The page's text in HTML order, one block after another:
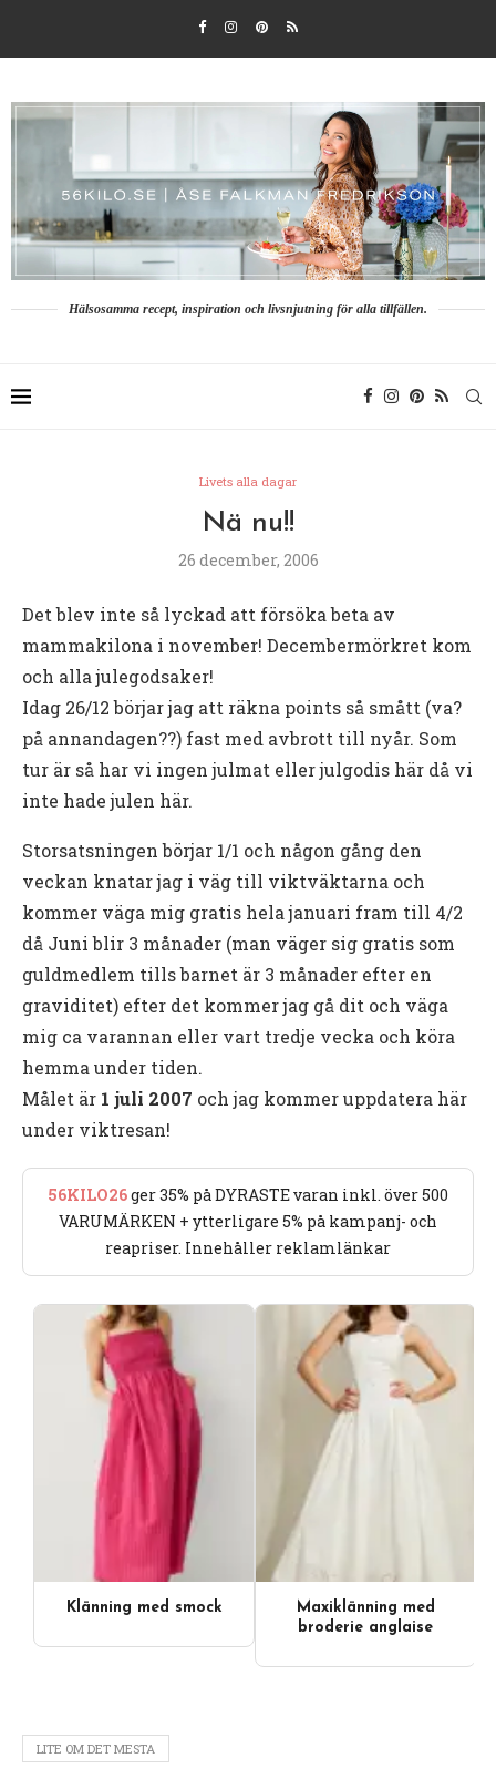
Hälsosamma recept, inspiration och livsnjutning för alla tillfällen.
Livets alla dagar
Nä nu!!
26 december, 2006
Det blev inte så lyckad att försöka beta av
mammakilona i november! Decembermörkret kom
och alla julegodsaker!
Idag 26/12 börjar jag att räkna points så smått (va?
på annandagen??) fast med avbrott till nyår. Som
tur är så har vi ingen julmat eller julgodis här då vi
inte hade julen här.
Storsatsningen börjar 1/1 och någon gång den
veckan knatar jag i väg till viktväktarna och
kommer väga mig gratis hela januari fram till 4/2
då Juni blir 3 månader (man väger sig gratis som
guldmedlem tills barnet är 3 månader efter en
graviditet) efter det kommer jag gå dit och väga
mig ca varannan eller vart tredje vecka och köra
hemma under tiden.
Målet är 1 juli 2007 och jag kommer uppdatera här
under viktresan!
56KILO26ger 35% på DYRASTE varan inkl. över 500
VARUMÄRKEN + ytterligare 5% på kampanj- och
reapriser. Innehåller reklamlänkar
Videoinnehåll
Klänning med smock
Maxiklänning med
broderie anglaise
LITE OM DET MESTA